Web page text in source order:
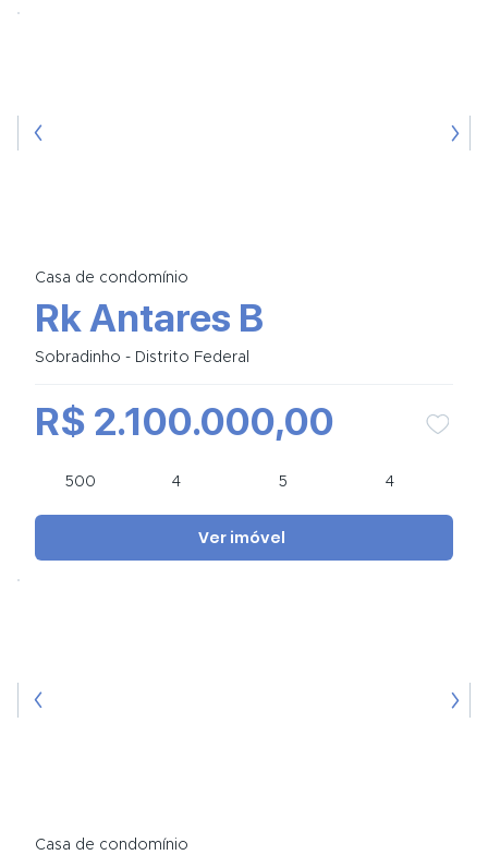
Casa de condomínio
Rk Antares B
Sobradinho - Distrito Federal
500 4 5 4
R$ 2.100.000,00
Ver imóvel
Casa de condomínio